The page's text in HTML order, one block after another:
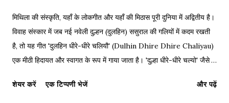
मिथिला की संस्कृति, यहाँ के लोकगीत और यहाँ की मिठास पूरी दुनिया में अद्वितीय है।
विवाह संस्कार में जब नई नवेली दुल्हन (दुलहिन) ससुराल की गलियों में कदम रखती
है, तो यह गीत 'दुलहिन धीरे-धीरे चलियौ' (Dulhin Dhire Dhire Chaliyau)
एक मीठी हिदायत और स्वागत के रूप में गाया जाता है। 'दुल्हा धीरे-धीरे चल्यो' जैसे
मैथिली साहित्य को ऊंचाइयों पर पहुँचाया, उसी प्रकार हमारे पारंपरिक विवाह गीतों ने
शेयर करें एक टिप्पणी भेजें और पढ़ें